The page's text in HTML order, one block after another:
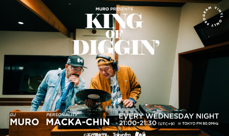
MURO presents KING OF
DJ MURO PERSONALITY MACKA-CHIN